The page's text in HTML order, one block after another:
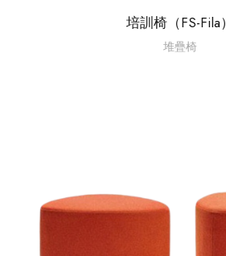
培訓椅（FS-Fila）
堆疊椅